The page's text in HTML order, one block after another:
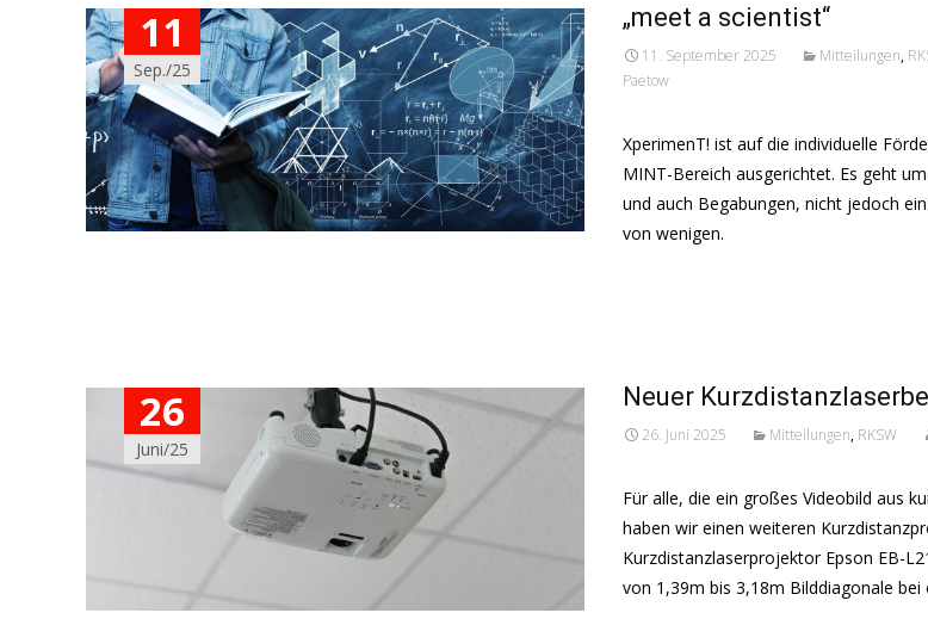
11
Sep./25
„meet a scientist“
11. September 2025 Mitteilungen,
Paetow
XperimenT! ist auf die individuelle
MINT-Bereich ausgerichtet. Es geht
und auch Begabungen, nicht jedoch
von wenigen.
26
Juni/25
Neuer
26. Juni 2025 Mitteilungen, RKSW
Für alle, die ein großes Videobild aus
haben wir einen weiteren
Kurzdistanzlaserprojektor Epson EB-
von 1,39m bis 3,18m Bilddiagonale bei